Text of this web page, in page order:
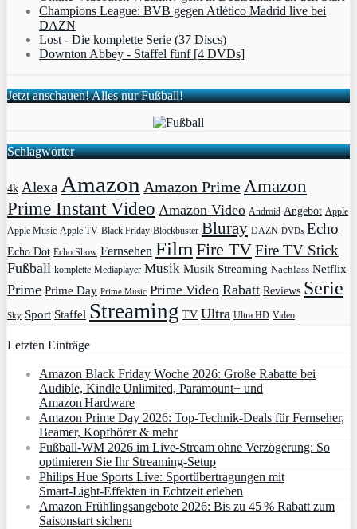
Champions League: BVB gegen Atlético Madrid live bei
DAZN
Lost - Die komplette Serie (37 Discs)
Downton Abbey - Staffel fünf [4 DVDs]
Jetzt anschauen! Alles nur Fußball!
Schlagwörter
4k AlexaAmazon Amazon PrimeAmazon
Prime Instant Video Amazon Video Android Angebot Apple
Apple Music Apple TV Black Friday Blockbuster Bluray DAZN DVDs Echo
Echo Dot Echo Show Fernsehen FilmFire TVFire TV Stick
Fußball komplette Mediaplayer Musik Musik Streaming Nachlass Netflix
Prime Prime Day Prime Music Prime Video Rabatt Reviews Serie
Sky Sport Staffel Streaming TV Ultra Ultra HD Video
Letzten Einträge
Amazon Black Friday Woche 2026: Große Rabatte bei
Audible, Kindle Unlimited, Paramount+ und
Amazon Hardware
Amazon Prime Day 2026: Top-Technik-Deals für Fernseher,
Beamer, Kopfhörer & mehr
Fußball-WM 2026 im Live-Stream ohne Verzögerung: So
optimieren Sie Ihr Streaming-Setup
Philips Hue Sports Live: Sportübertragungen mit
Smart‑Light‑Effekten in Echtzeit erleben
Amazon Frühlingsangebote 2026: Bis zu 45 % Rabatt zum
Saisonstart sichern